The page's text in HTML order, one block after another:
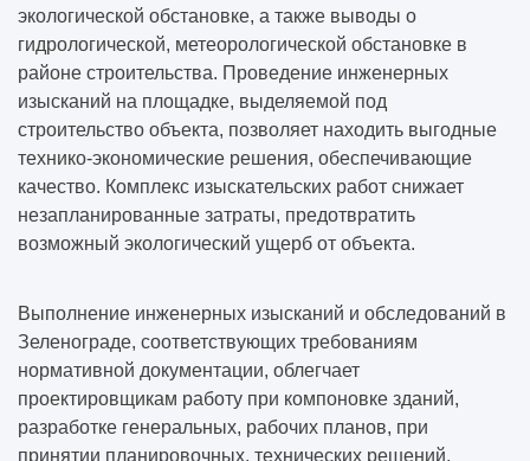
экологической обстановке, а также выводы о
гидрологической, метеорологической обстановке в
районе строительства. Проведение инженерных
изысканий на площадке, выделяемой под
строительство объекта, позволяет находить выгодные
технико-экономические решения, обеспечивающие
качество. Комплекс изыскательских работ снижает
незапланированные затраты, предотвратить
возможный экологический ущерб от объекта.
Выполнение инженерных изысканий и обследований в
Зеленограде, соответствующих требованиям
нормативной документации, облегчает
проектировщикам работу при компоновке зданий,
разработке генеральных, рабочих планов, при
принятии планировочных, технических решений.